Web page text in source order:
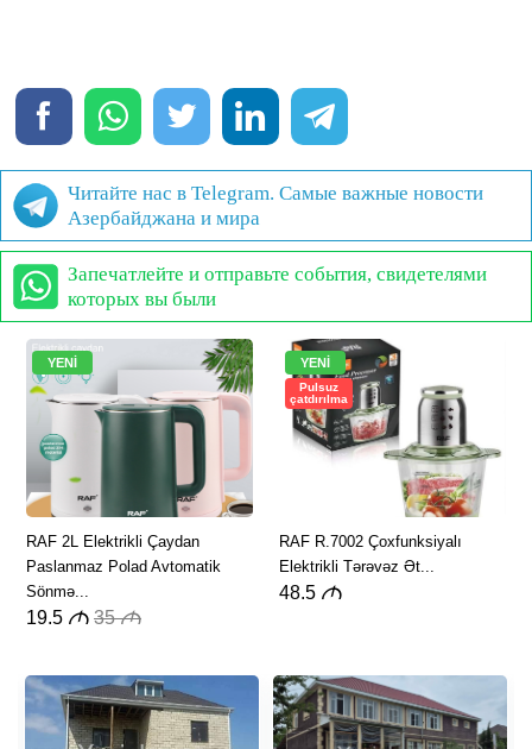
Читайте нас в Telegram. Самые важные новости
Азербайджана и мира
Запечатлейте и отправьте события, свидетелями
которых вы были